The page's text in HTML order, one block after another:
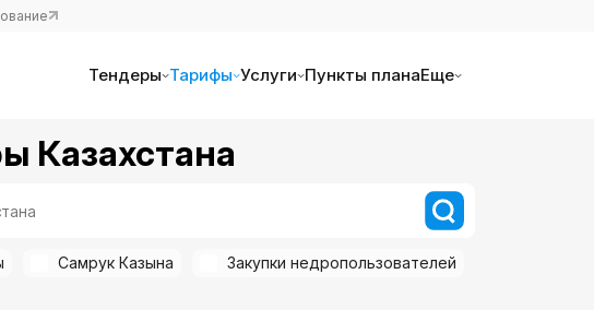
Тендеры Тарифы Услуги Пункты планаЕще
Казахстана
Самрук Казына Закупки недропользователей